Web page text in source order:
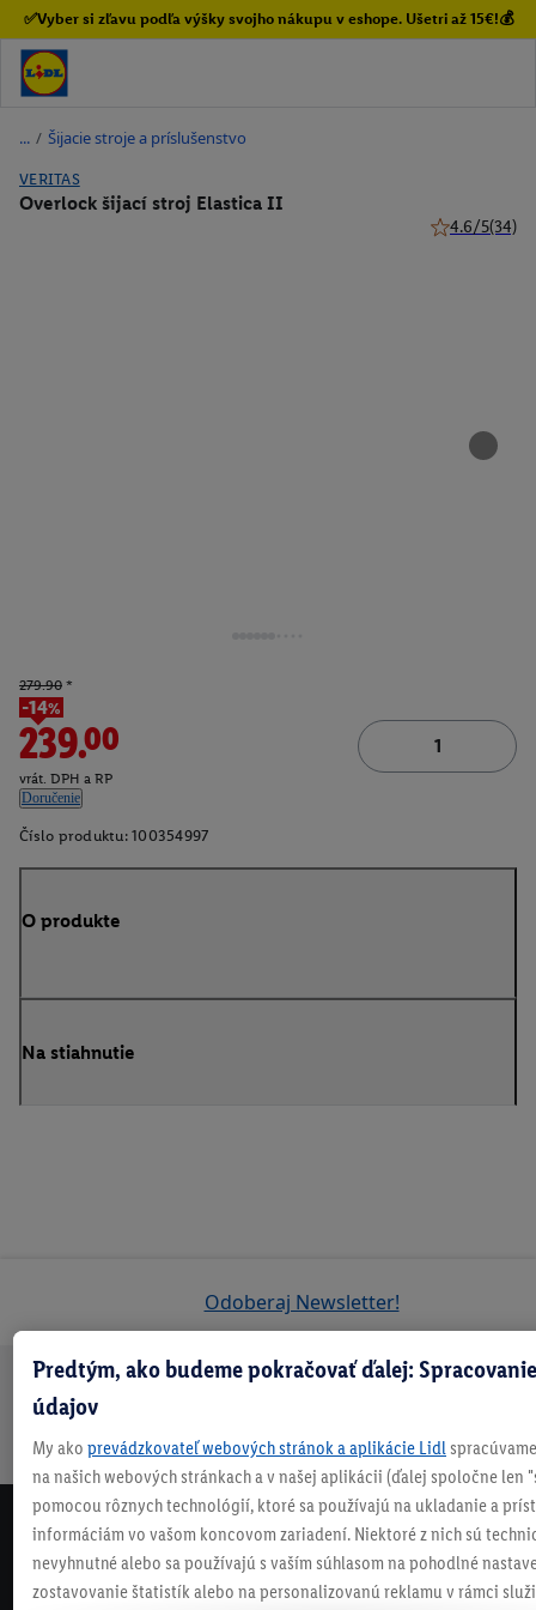
✅Vyber si zľavu podľa výšky svojho nákupu v eshope. Ušetri až 15€!💰
/ Šijacie stroje a príslušenstvo
VERITAS
Overlock šijací stroj Elastica II
4.6/5(34)
279.90 *
-14%
239.00
vrát. DPH a RP
Doručenie
Číslo produktu: 100354997
O produkte
Na stiahnutie
Odoberaj Newsletter!
Doprava
nad 70 €¹
niečo nové
NEWSLETTER
NEZMEŠKAJ NAŠE AKCIE!
ODOBERAJ NÁŠ NEWSLETTER
Predtým, ako budeme pokračovať ďalej:
údajov
My ako prevádzkovateľ webových stránok a aplikácie Lidl
na našich webových stránkach a v našej aplikácii (ďalej spoločne len
pomocou rôznych technológií, ktoré sa používajú na ukladanie a
informáciám vo vašom koncovom zariadení. Niektoré z nich sú
nevyhnutné alebo sa používajú s vaším súhlasom na pohodlné
zostavovanie štatistík alebo na personalizovanú reklamu v rámci